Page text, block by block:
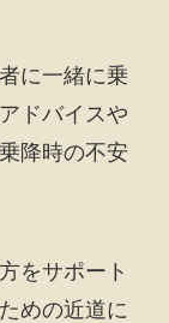
に一緒に乗
ドバイスや
降時の不安
をサポート
めの近道に